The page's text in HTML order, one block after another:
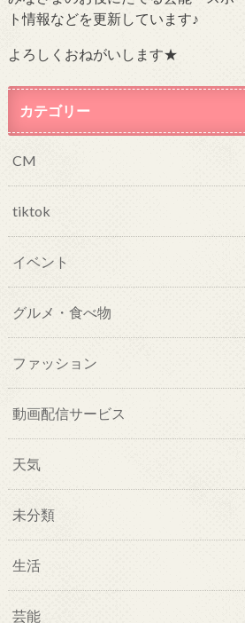
ト情報などを更新しています♪
よろしくおねがいします★
カテゴリー
CM
tiktok
イベント
グルメ・食べ物
ファッション
動画配信サービス
天気
未分類
生活
芸能